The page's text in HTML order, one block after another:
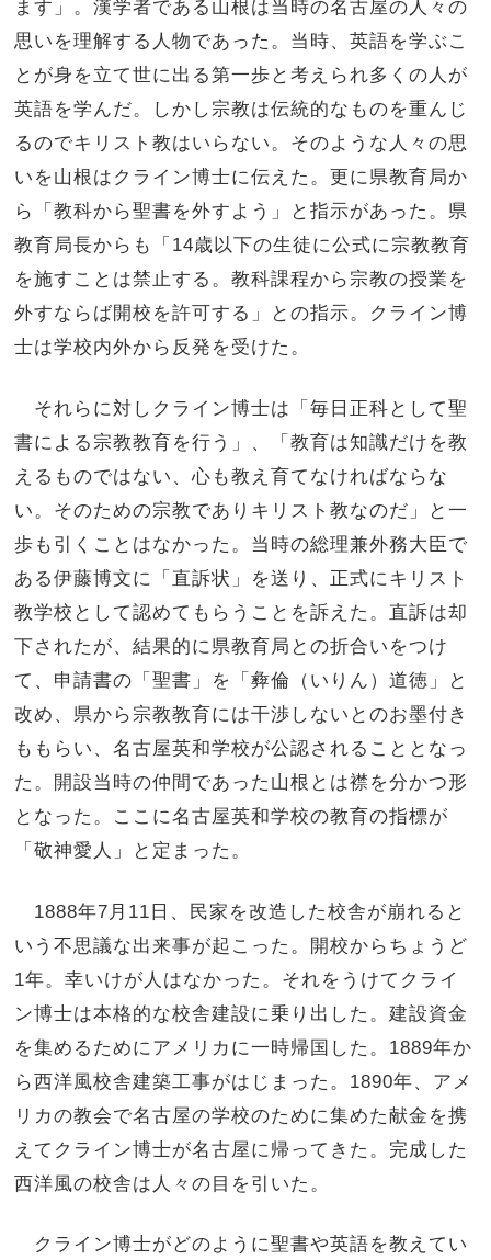
ます」。漢学者である山根は当時の名古屋の人々の
思いを理解する人物であった。当時、英語を学ぶこ
とが身を立て世に出る第一歩と考えられ多くの人が
英語を学んだ。しかし宗教は伝統的なものを重んじ
るのでキリスト教はいらない。そのような人々の思
いを山根はクライン博士に伝えた。更に県教育局か
ら「教科から聖書を外すよう」と指示があった。県
教育局長からも「14歳以下の生徒に公式に宗教教育
を施すことは禁止する。教科課程から宗教の授業を
外すならば開校を許可する」との指示。クライン博
士は学校内外から反発を受けた。
それらに対しクライン博士は「毎日正科として聖
書による宗教教育を行う」、「教育は知識だけを教
えるものではない、心も教え育てなければならな
い。そのための宗教でありキリスト教なのだ」と一
歩も引くことはなかった。当時の総理兼外務大臣で
ある伊藤博文に「直訴状」を送り、正式にキリスト
教学校として認めてもらうことを訴えた。直訴は却
下されたが、結果的に県教育局との折合いをつけ
て、申請書の「聖書」を「彜倫（いりん）道徳」と
改め、県から宗教教育には干渉しないとのお墨付き
ももらい、名古屋英和学校が公認されることとなっ
た。開設当時の仲間であった山根とは襟を分かつ形
となった。ここに名古屋英和学校の教育の指標が
「敬神愛人」と定まった。
1888年7月11日、民家を改造した校舎が崩れると
いう不思議な出来事が起こった。開校からちょうど
1年。幸いけが人はなかった。それをうけてクライ
ン博士は本格的な校舎建設に乗り出した。建設資金
を集めるためにアメリカに一時帰国した。1889年か
ら西洋風校舎建築工事がはじまった。1890年、アメ
リカの教会で名古屋の学校のために集めた献金を携
えてクライン博士が名古屋に帰ってきた。完成した
西洋風の校舎は人々の目を引いた。
クライン博士がどのように聖書や英語を教えてい